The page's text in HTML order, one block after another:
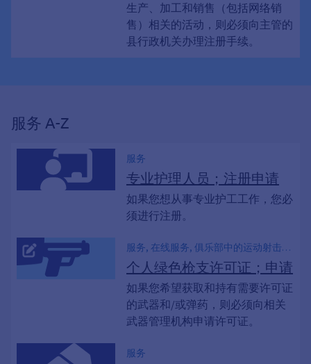
生产、加工和销售（包括网络销
售）相关的活动，则必须向主管的
县行政机关办理注册手续。
服务 A-Z
服务
专业护理人员；注册申请
如果您想从事专业护工工作，您必
须进行注册。
服务, 在线服务, 俱乐部中的运动射击运
动员, 枪支收藏家
个人绿色枪支许可证；申请
如果您希望获取和持有需要许可证
的武器和/或弹药，则必须向相关
武器管理机构申请许可证。
服务